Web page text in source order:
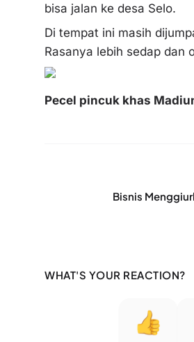
bisa jalan ke desa Selo.
Di tempat ini masih
Rasanya lebih sedap dan
Pecel pincuk khas
Bisnis
WHAT'S YOUR REACTION?